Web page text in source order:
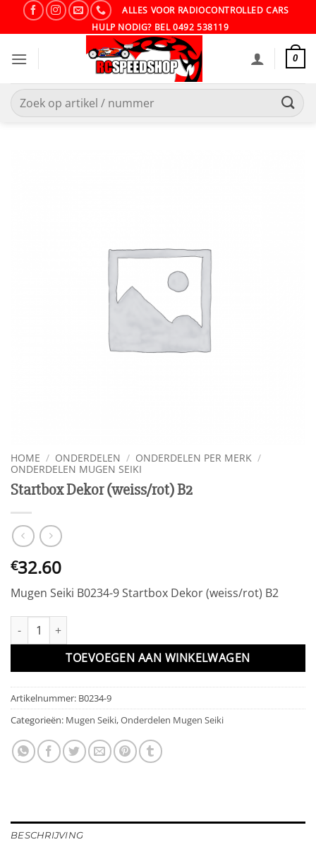
ALLES VOOR RADIOCONTROLLED CARS
HULP NODIG? BEL 0492 538119
0
Zoeken
naar:
HOME / ONDERDELEN / ONDERDELEN PER MERK /
ONDERDELEN MUGEN SEIKI
Startbox Dekor (weiss/rot) B2
€32.60
Mugen Seiki B0234-9 Startbox Dekor (weiss/rot) B2
Startbox Dekor (weiss/rot) B2 aantal
TOEVOEGEN AAN WINKELWAGEN
Artikelnummer: B0234-9
Categorieën: Mugen Seiki,Onderdelen Mugen Seiki
BESCHRIJVING